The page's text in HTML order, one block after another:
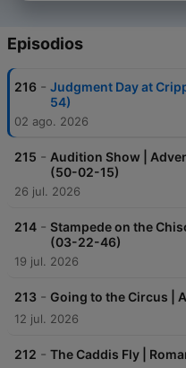
Episodios
216 - Judgment Day at
54)
02 ago. 2026
215 - Audition Show |
(50-02-15)
26 jul. 2026
214 - Stampede on the
(03-22-46)
19 jul. 2026
213 - Going to the Circus |
12 jul. 2026
212 - The Caddis Fly |